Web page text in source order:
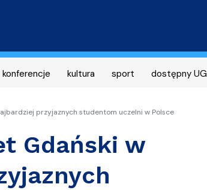
konferencje kultura sport dostępny UG
przyjaznych studentom uczelni w Polsce
Gdański w